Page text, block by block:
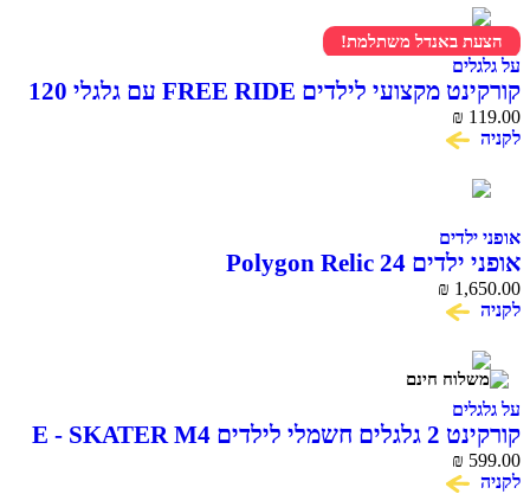
הצעת באנדל משתלמת!
על גלגלים
קורקינט מקצועי לילדים FREE RIDE עם גלגלי 120
מ"מ
₪ 119.00
לקניה
אופני ילדים
אופני ילדים Polygon Relic 24
₪ 1,650.00
לקניה
על גלגלים
קורקינט 2 גלגלים חשמלי לילדים E - SKATER M4
₪ 599.00
לקניה